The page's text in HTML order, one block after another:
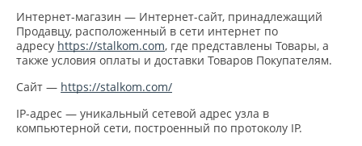
Интернет-магазин — Интернет-сайт, принадлежащий
Продавцу, расположенный в сети интернет по
адресу https://stalkom.com, где представлены Товары, а
также условия оплаты и доставки Товаров Покупателям.
Сайт — https://stalkom.com/
IP-адрес — уникальный сетевой адрес узла в
компьютерной сети, построенный по протоколу IP.